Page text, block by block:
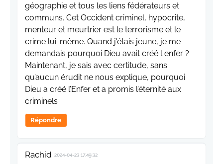
géographie et tous les liens fédérateurs et
communs. Cet Occident criminel, hypocrite,
menteur et meurtrier est le terrorisme et le
crime lui-même. Quand j'étais jeune, je me
demandais pourquoi Dieu avait créé l enfer ?
Maintenant, je sais avec certitude, sans
qu’aucun érudit ne nous explique, pourquoi
Dieu a créé l’Enfer et a promis l’éternité aux
criminels
Répondre
Rachid 2024-04-23 17:49:32